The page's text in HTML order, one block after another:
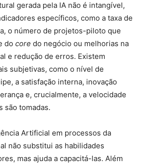
gerada pela IA não é intangível,
específicos, como a taxa de
o número de projetos-piloto que
do core do negócio ou melhorias na
e redução de erros. Existem
subjetivas, como o nível de
a satisfação interna, inovação
e, crucialmente, a velocidade
são tomadas.
Artificial em processos da
não substitui as habilidades
mas ajuda a capacitá-las. Além